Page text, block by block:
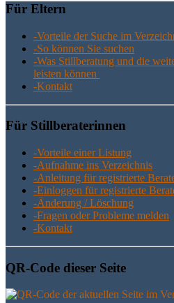
Für Eltern
-Vor­tei­le der Suche im
-So kön­nen Sie suchen
-Was Still­be­ra­tung und die
leis­ten können
-Kon­takt
Für Still­be­ra­te­rin­nen
-Vor­tei­le einer Listung
-Auf­nah­me ins Verzeichnis
-Anlei­tung für regis­trier­te
-Ein­log­gen für regis­trier­te
-Ände­rung / Löschung
-Fra­gen oder Pro­ble­me melden
-Kon­takt
QR-Code die­ser Seite